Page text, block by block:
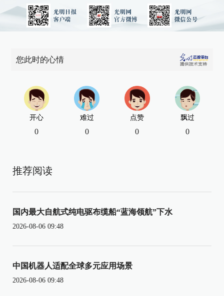
您此时的心情
开心
0
难过
0
点赞
0
飘过
0
推荐阅读
国内最大自航式纯电驱布缆船“蓝海领航”下水
2026-08-06 09:48
中国机器人适配全球多元应用场景
2026-08-06 09:48